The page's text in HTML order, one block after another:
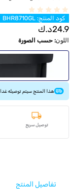
كود المنتج:
BHR8710GL
24.9د.ك
اللون: حسب الصورة
هذا المنتج سيتم توصيله غدا
توصيل سريع
تفاصيل المنتج